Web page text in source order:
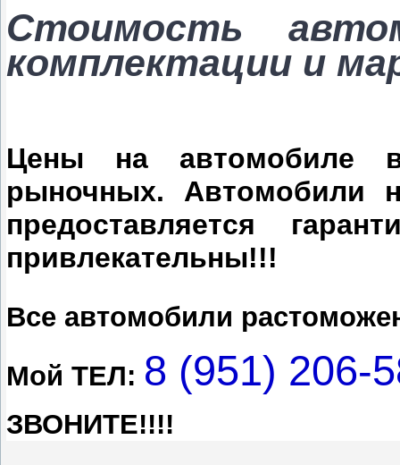
Стоимость
комплектации и
Цены на автомобиле
рыночных. Автомобили
предоставляется
привлекательны!!!
Все автомобили
Мой ТЕЛ: 8 (951) 206-
ЗВОНИТЕ!!!!